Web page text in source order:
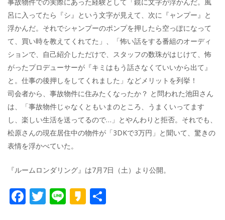
呂に入ってたら『シ』という文字が見えて、次に『ャンプー』と
浮かんだ。それでシャンプーのポンプを押したら空っぽになって
て、買い時を教えてくれてた」、「怖い話をする番組のオーディ
ションで、自己紹介しただけで、スタッフの数珠がはじけて、怖
がったプロデューサーが『キミはもう話さなくていいから出て』
と。仕事の後押しをしてくれました」などメリットを列挙！
司会者から、事故物件に住みたくなったか？ と問われた池田さん
は、「事故物件じゃなくともいまのところ、うまくいってます
し、楽しい生活を送ってるので…」とやんわりと拒否。それでも、
松原さんの現在居住中の物件が「3DKで3万円」と聞いて、驚きの
表情を浮かべていた。
『ルームロンダリング』は7月7日（土）より公開。
F T Li K